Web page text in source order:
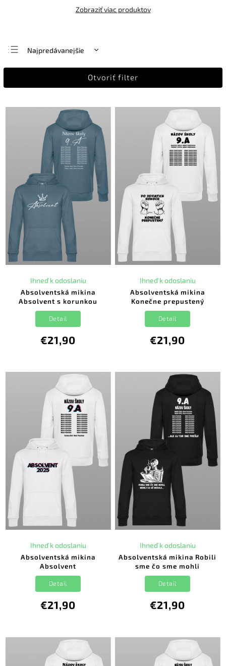
Zobraziť viac produktov
Najpredávanejšie
Najlacnejšie
Otvoriť filter
Absolventská mikina
Absolvent s korunkou
Ihneď k odoslaniu
€21,90
Detail
Absolventská mikina
Konečne prepustený
Ihneď k odoslaniu
€21,90
Detail
Absolventská mikina
Absolvent
Ihneď k odoslaniu
€21,90
Detail
Absolventská mikina Robili
sme čo sme mohli
Ihneď k odoslaniu
€21,90
Detail